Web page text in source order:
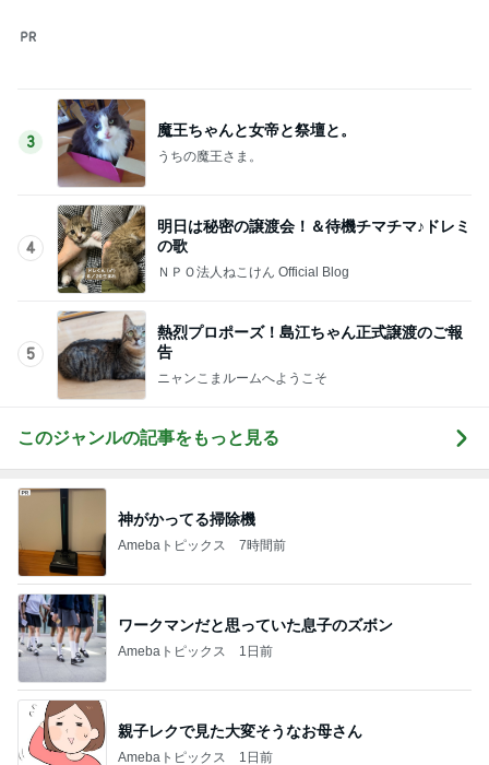
3
4
明日は秘密の譲渡会！＆待機チマチマ♪ドレミ
の歌
ＮＰＯ法人ねこけん Official Blog
5
熱烈プロポーズ！島江ちゃん正式譲渡のご報
告
ニャンこまルームへようこそ
このジャンルの記事をもっと見る
Amebaトピックス 7時間前
ワークマンだと思っていた息子のズボン
Amebaトピックス 1日前
親子レクで見た大変そうなお母さん
Amebaトピックス 1日前